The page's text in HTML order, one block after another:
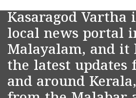
Kasaragod
local news portal
Malayalam, and it
the latest updates
and around